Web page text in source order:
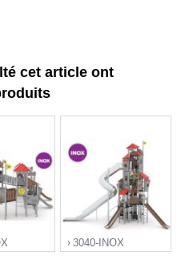
cet article ont
3040-INOX